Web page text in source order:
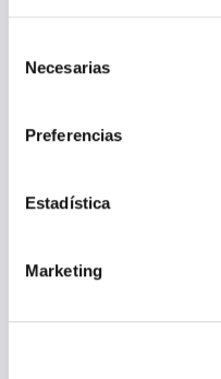
Necesarias
Preferencias
Estadística
Marketing
exigencias de las
clase Ee; EN
exigencias más
(Castellano)